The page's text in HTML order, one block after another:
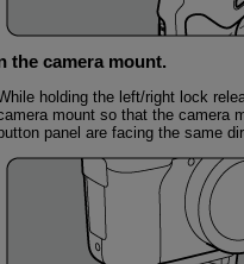
the camera mount.
holding the left/right lock
mount so that the camera
button panel are facing the same